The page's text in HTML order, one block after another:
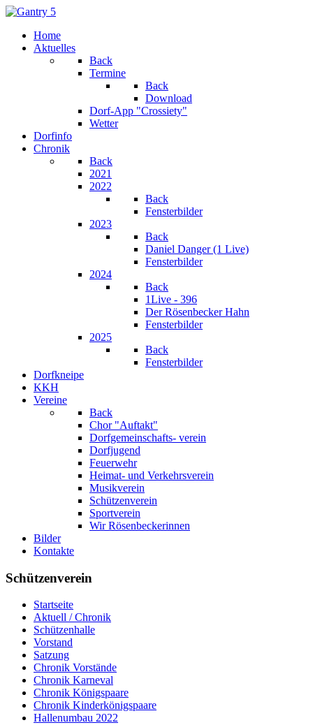
Home
Aktuelles
Back
Termine
Back
Download
Dorf-App "Crossiety"
Wetter
Dorfinfo
Chronik
Back
2021
2022
Back
Fensterbilder
2023
Back
Daniel Danger (1 Live)
Fensterbilder
2024
Back
1Live - 396
Der Rösenbecker Hahn
Fensterbilder
2025
Back
Fensterbilder
Dorfkneipe
KKH
Vereine
Back
Chor "Auftakt"
Dorfgemeinschafts- verein
Dorfjugend
Feuerwehr
Heimat- und Verkehrsverein
Musikverein
Schützenverein
Sportverein
Wir Rösenbeckerinnen
Bilder
Kontakte
Schützenverein
Startseite
Aktuell / Chronik
Schützenhalle
Vorstand
Satzung
Chronik Vorstände
Chronik Karneval
Chronik Königspaare
Chronik Kinderkönigspaare
Hallenumbau 2022